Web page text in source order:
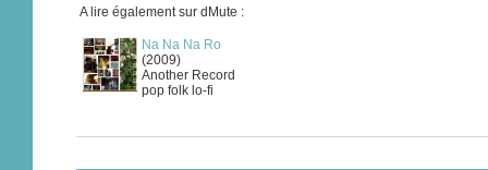
A lire également sur dMute :
Na Na Na Ro
(2009)
Another Record
pop folk lo-fi